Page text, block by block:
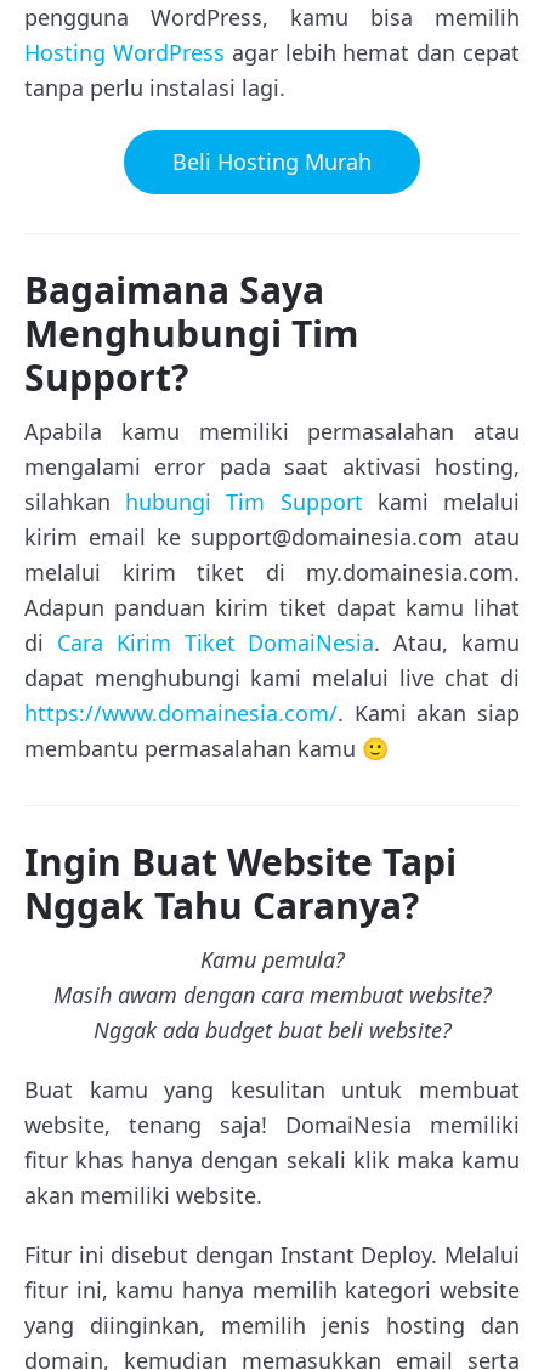
pengguna WordPress, kamu bisa memilih
Hosting WordPress agar lebih hemat dan cepat
tanpa perlu instalasi lagi.
Beli Hosting Murah
Bagaimana Saya
Menghubungi Tim
Support?
Apabila kamu memiliki permasalahan atau
mengalami error pada saat aktivasi hosting,
silahkan hubungi Tim Support kami melalui
kirim email ke support@domainesia.com atau
melalui kirim tiket di my.domainesia.com.
Adapun panduan kirim tiket dapat kamu lihat
di Cara Kirim Tiket DomaiNesia. Atau, kamu
dapat menghubungi kami melalui live chat di
https://www.domainesia.com/. Kami akan siap
membantu permasalahan kamu 🙂
Ingin Buat Website Tapi
Nggak Tahu Caranya?
Kamu pemula?
Masih awam dengan cara membuat website?
Nggak ada budget buat beli website?
Buat kamu yang kesulitan untuk membuat
website, tenang saja! DomaiNesia memiliki
fitur khas hanya dengan sekali klik maka kamu
akan memiliki website.
Fitur ini disebut dengan Instant Deploy. Melalui
fitur ini, kamu hanya memilih kategori website
yang diinginkan, memilih jenis hosting dan
domain, kemudian memasukkan email serta